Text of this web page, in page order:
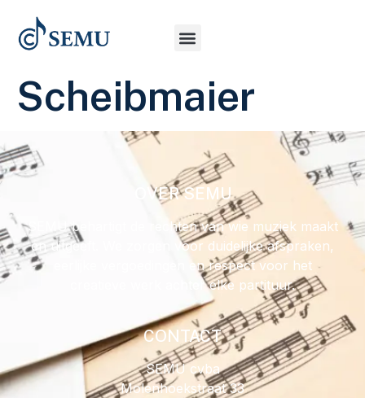
Scheibmaier
OVER SEMU
SEMU behartigt de rechten van wie muziek maakt
en uitgeeft. We zorgen voor duidelijke afspraken,
eerlijke vergoedingen en respect voor het
creatieve werk achter elke partituur.
CONTACT
SEMU cvba
Molenhoekstraat 33